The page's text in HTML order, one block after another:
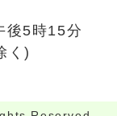
後5時15分
く)